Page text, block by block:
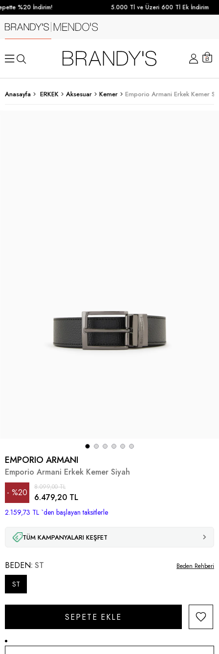
%20 İndirim! 5.000 Tl ve Üzeri 600 Tl Ek İndirim
Anasayfa ERKEK Aksesuar Kemer Emporio Armani Erkek Kemer
EMPORIO ARMANI
Emporio Armani Erkek Kemer Siyah
%20
İndirim
8.099,00 TL
6.479,20 TL
2.159,73 TL `den başlayan taksitlerle
TÜM KAMPANYALARI KEŞFET
BEDEN ST
ST
Beden Rehberi